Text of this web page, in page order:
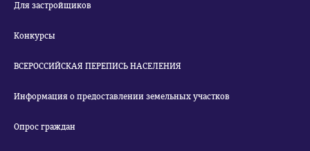
Для застройщиков
Конкурсы
ВСЕРОССИЙСКАЯ ПЕРЕПИСЬ НАСЕЛЕНИЯ
Информация о предоставлении земельных участков
Опрос граждан